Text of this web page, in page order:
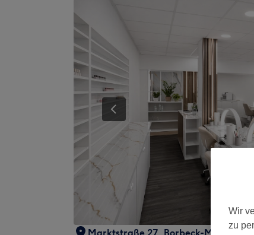
Marktstraße 27, Borbeck-Mitte ,
Wir
zu